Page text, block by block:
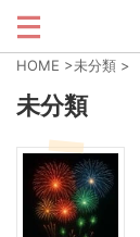
HOME >未分類 >
未分類